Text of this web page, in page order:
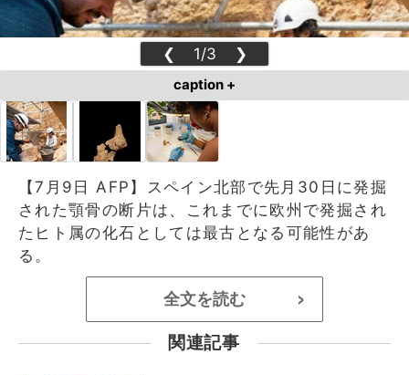
❮ 1/3 ❯
caption +
【7月9日 AFP】スペイン北部で先月30日に発掘
された顎骨の断片は、これまでに欧州で発掘され
たヒト属の化石としては最古となる可能性があ
る。
全文を読む >
関連記事